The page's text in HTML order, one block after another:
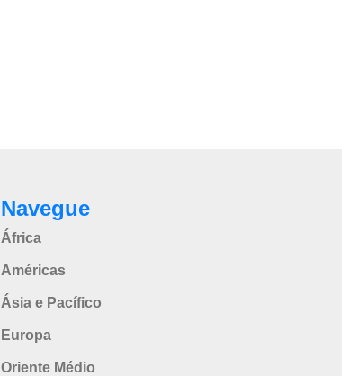
Navegue
África
Américas
Ásia e Pacífico
Europa
Oriente Médio